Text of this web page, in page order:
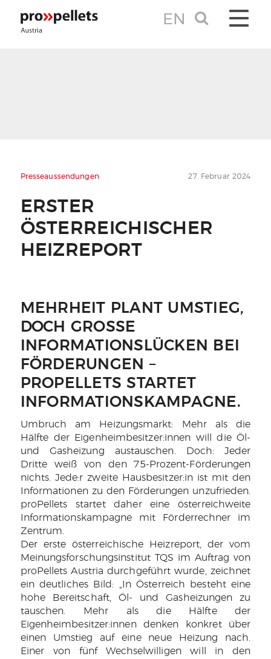
TOGGLE
EN
27. Februar 2024
Presseaussendungen
ERSTER
ÖSTERREICHISCHER
HEIZREPORT
MEHRHEIT PLANT UMSTIEG,
DOCH GROSSE I
NFORMATIONSLÜCKEN BEI F
ÖRDERUNGEN – P
ROPELLETS STARTET I
NFORMATIONSKAMPAGNE.
Umbruch am Heizungsmarkt: Mehr als die
Hälfte der Eigenheimbesitzer:innen will die Öl-
und Gasheizung austauschen. Doch: Jeder
Dritte weiß von den 75-Prozent-Förderungen
nichts. Jede:r zweite Hausbesitzer:in ist mit den
Informationen zu den Förderungen unzufrieden.
proPellets startet daher eine österreichweite
Informationskampagne mit Förderrechner im
Zentrum.
Der erste österreichische Heizreport, der vom
Meinungsforschungsinstitut TQS im Auftrag von
proPellets Austria durchgeführt wurde, zeichnet
ein deutliches Bild: „In Österreich besteht eine
hohe Bereitschaft, Öl- und Gasheizungen zu
tauschen. Mehr als die Hälfte der
Eigenheimbesitzer:innen denken konkret über
einen Umstieg auf eine neue Heizung nach.
Einer von fünf Wechselwilligen will in den